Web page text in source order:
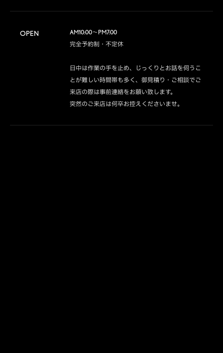
OPEN
AM10:00～PM7:00
完全予約制・不定休
日中は作業の手を止め、じっくりとお話を伺うこ
とが難しい時間帯も多く、御見積り・ご相談でご
来店の際は事前連絡をお願い致します。
突然のご来店は何卒お控えくださいませ。